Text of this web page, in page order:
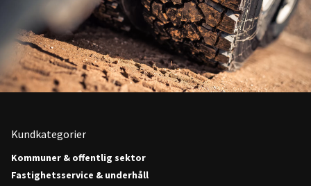
Kundkategorier
Kommuner & offentlig sektor
Fastighetsservice & underhåll